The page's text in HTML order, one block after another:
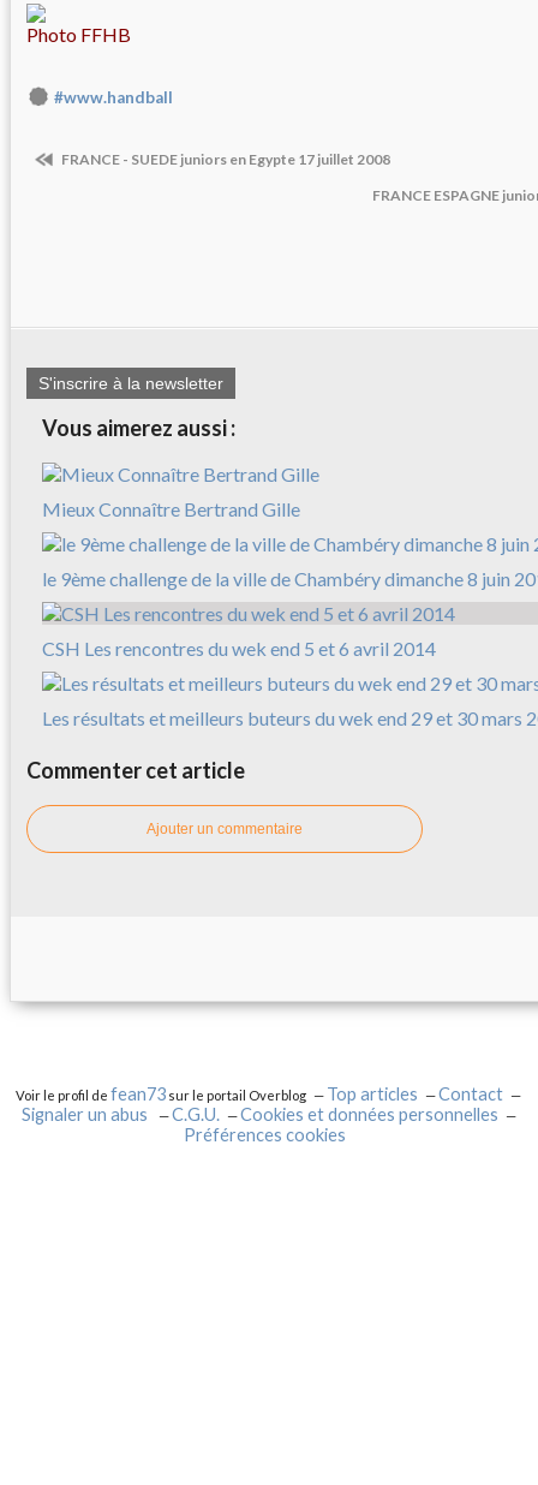
Photo FFHB
#www.handball
FRANCE - SUEDE juniors en Egypte 17 juillet 2008
FRANCE ESPAGNE
S'inscrire à la newsletter
Vous aimerez aussi :
Mieux Connaître Bertrand Gille
le 9ème challenge de la ville de Chambéry dimanche 8 juin
CSH Les rencontres du wek end 5 et 6 avril 2014
Les résultats et meilleurs buteurs du wek end 29 et 30 mars
Commenter cet article
Ajouter un commentaire
Voir le profil defean73 sur le portail Overblog Top articles
Contact
Signaler un abus
C.G.U.
Cookies et données personnelles
Préférences cookies